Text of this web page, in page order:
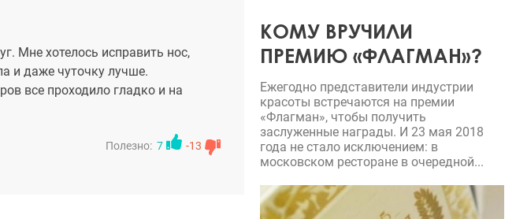
Мне хотелось исправить нос,
и даже чуточку лучше.
все проходило гладко и на
Полезно: 7 -13
КОМУ ВРУЧИЛИ
ПРЕМИЮ «ФЛАГМАН»?
Ежегодно представители индустрии
красоты встречаются на премии
«Флагман», чтобы получить
заслуженные награды. И 23 мая 2018
года не стало исключением: в
московском ресторане в очередной...